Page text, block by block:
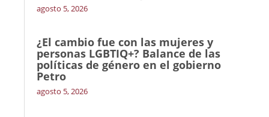
agosto 5, 2026
¿El cambio fue con las mujeres y
personas LGBTIQ+? Balance de las
políticas de género en el gobierno
Petro
agosto 5, 2026